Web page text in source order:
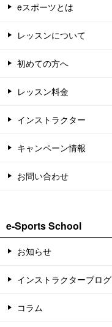
eスポーツとは
レッスンについて
初めての方へ
レッスン料金
インストラクター
キャンペーン情報
お問い合わせ
e-Sports School
お知らせ
インストラクターブログ
コラム